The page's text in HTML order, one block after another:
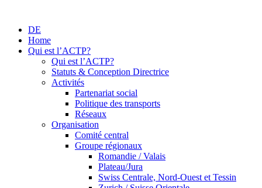
DE
Home
Qui est l’ACTP?
Qui est l’ACTP?
Statuts & Conception Directrice
Activités
Partenariat social
Politique des transports
Réseaux
Organisation
Comité central
Groupe régionaux
Romandie / Valais
Plateau/Jura
Swiss Centrale, Nord-Ouest et Tessin